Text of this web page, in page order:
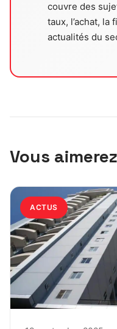
couvre des
taux, l’achat,
actualités du
Vous
ACTUS